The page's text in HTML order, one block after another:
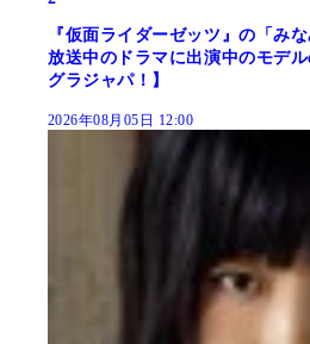
『仮面ライダーゼッツ』の「み
放送中のドラマに出演中のモデ
グラジャパ！】
2026年08月05日 12:00